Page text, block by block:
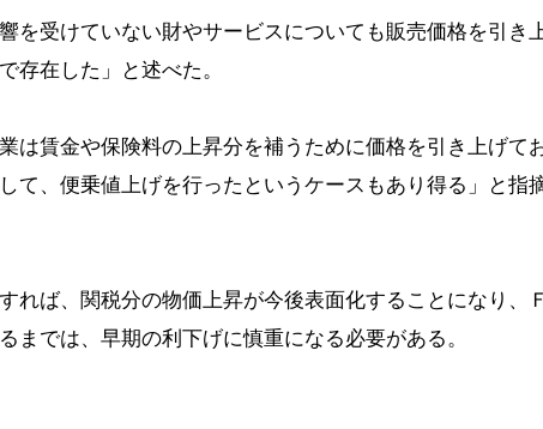
を受けていない財やサービスについても販売価格を引き
存在した」と述べた。
は賃金や保険料の上昇分を補うために価格を引き上げてお
て、便乗値上げを行ったというケースもあり得る」と指
れば、関税分の物価上昇が今後表面化することになり、
までは、早期の利下げに慎重になる必要がある。